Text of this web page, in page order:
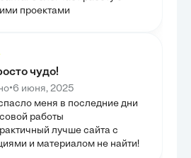
проектами
чудо!
•6 июня, 2025
меня в последние дни
работы
лучше сайта с
и материалом не найти!